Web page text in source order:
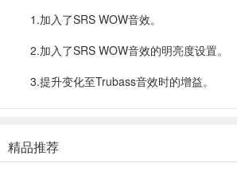
1.加入了SRS WOW音效。
2.加入了SRS WOW音效的明亮度设置。
3.提升变化至Trubass音效时的增益。
精品推荐